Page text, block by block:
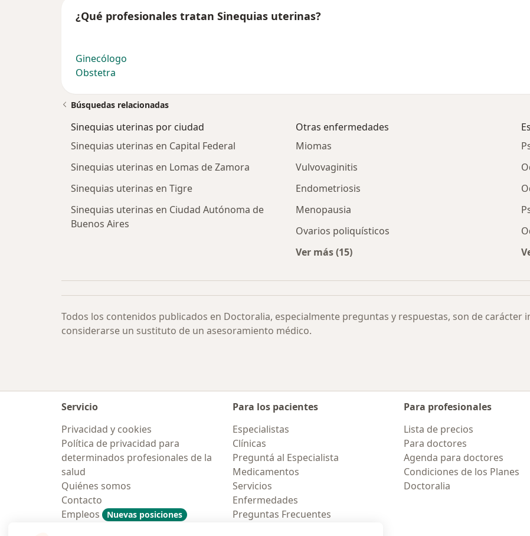
¿Qué profesionales tratan Sinequias uterinas?
Ginecólogo
Obstetra
Búsquedas relacionadas
Sinequias uterinas por ciudad
Sinequias uterinas en Capital Federal
Sinequias uterinas en Lomas de Zamora
Sinequias uterinas en Tigre
Sinequias uterinas en Ciudad Autónoma de
Buenos Aires
Otras enfermedades
Miomas
Vulvovaginitis
Endometriosis
Menopausia
Ovarios poliquísticos
Ver más (15)
Todos los contenidos publicados en Doctoralia, especialmente preguntas y respuestas, son de carácter
considerarse un sustituto de un asesoramiento médico.
Servicio
Privacidad y cookies
Política de privacidad para
determinados profesionales de la
salud
Quiénes somos
Contacto
Empleos
Nuevas posiciones
Para los pacientes
Especialistas
Clínicas
Preguntá al Especialista
Medicamentos
Servicios
Enfermedades
Preguntas Frecuentes
Para profesionales
Lista de precios
Para doctores
Agenda para doctores
Condiciones de los Planes
Doctoralia